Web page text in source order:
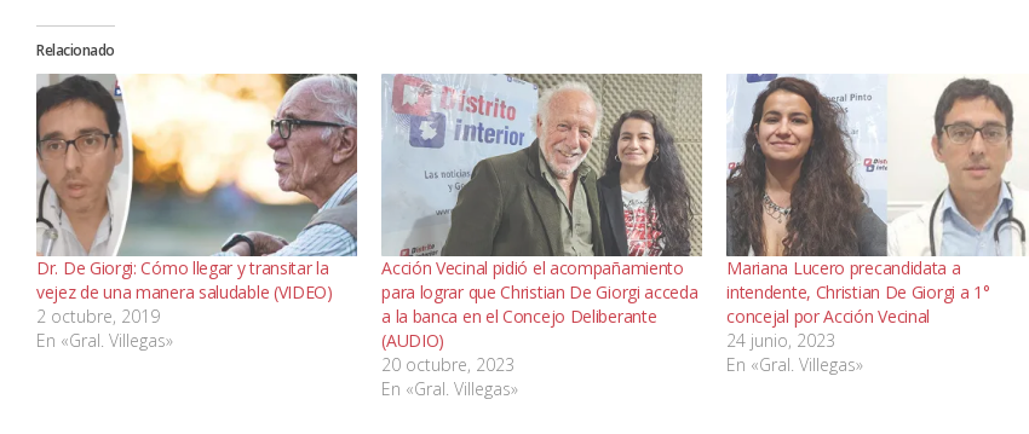
Relacionado
Dr. De Giorgi: Cómo llegar y transitar la
vejez de una manera saludable (VIDEO)
2 octubre, 2019
En «Gral. Villegas»
Acción Vecinal pidió el acompañamiento
para lograr que Christian De Giorgi acceda
a la banca en el Concejo Deliberante
(AUDIO)
20 octubre, 2023
En «Gral. Villegas»
Mariana Lucero precandidata a
intendente, Christian De Giorgi a 1°
concejal por Acción Vecinal
24 junio, 2023
En «Gral. Villegas»